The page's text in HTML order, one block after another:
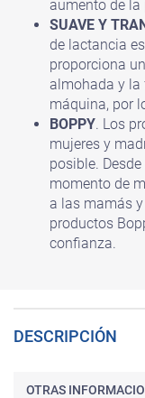
aumento de la
SUAVE Y
de lactancia
proporciona
almohada y la
máquina, por
BOPPY. Los
mujeres y
posible.
momento de
a las mamás
productos
confianza.
DESCRIPCIÓN
OTRAS